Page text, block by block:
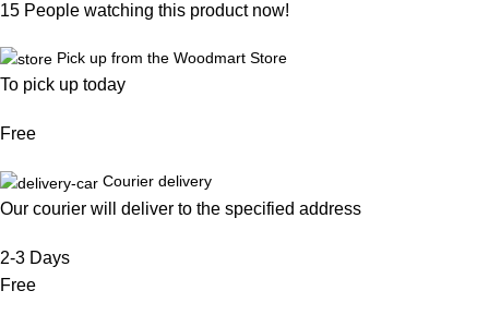
15 People watching this product now!
Pick up from the Woodmart Store
To pick up today
Free
Courier delivery
Our courier will deliver to the specified address
2-3 Days
Free